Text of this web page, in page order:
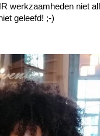
werkzaamheden niet
geleefd! ;-)